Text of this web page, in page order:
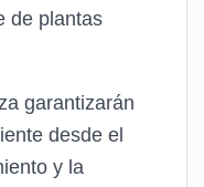
de plantas
garantizarán
desde el
y la